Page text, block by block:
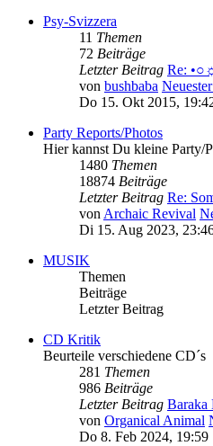
Psy-Svizzera
11 Themen
72 Beiträge
Letzter Beitrag Re:
von bushbaba
Do 15. Okt 2015,
Party Reports/Photos
Hier kannst Du kleine Party/
1480 Themen
18874 Beiträge
Letzter Beitrag Re:
vonArchaic Revival
Di 15. Aug 2023,
MUSIK
Themen
Beiträge
Letzter Beitrag
CD Kritik
Beurteile verschiedene CD´s
281 Themen
986 Beiträge
Letzter Beitrag Baraka
von Organical Animal
Do 8. Feb 2024, 19:59